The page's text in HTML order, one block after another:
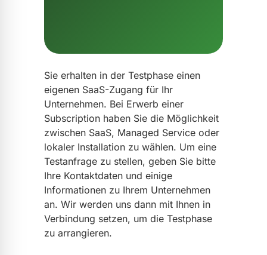
Sie erhalten in der Testphase einen
eigenen SaaS-Zugang für Ihr
Unternehmen. Bei Erwerb einer
Subscription haben Sie die Möglichkeit
zwischen SaaS, Managed Service oder
lokaler Installation zu wählen. Um eine
Testanfrage zu stellen, geben Sie bitte
Ihre Kontaktdaten und einige
Informationen zu Ihrem Unternehmen
an. Wir werden uns dann mit Ihnen in
Verbindung setzen, um die Testphase
zu arrangieren.